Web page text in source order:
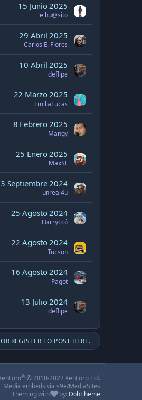
15 Junio 2025
le hu@sito
29 Abril 2025
Carlos E. Flores
10 Abril 2025
deflipe
22 Marzo 2025
EmiliaLucas
8 Febrero 2025
Mangy
25 Enero 2025
MaxSF
3 Septiembre 2024
unreal4u
25 Agosto 2024
Harryccó
22 Agosto 2024
Tucson
16 Agosto 2024
Pagot
13 Julio 2024
deflipe
REGISTER TO POST HERE.
® © 2010-2022 XenForo Ltd.
Media embeds via s9e/MediaSites
Theming with
by: DohTheme